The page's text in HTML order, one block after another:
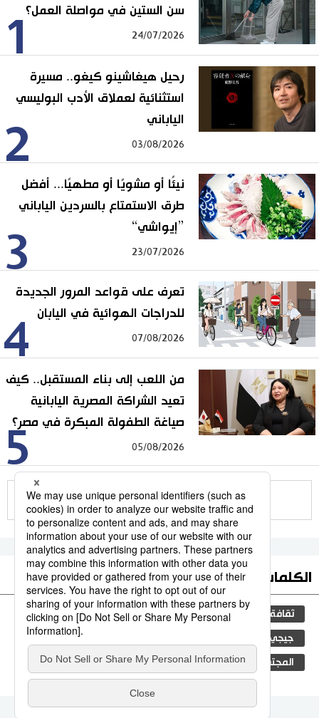
1سن الستين في مواصلة العمل؟
24/07/2026
2
رحيل هيغاشينو كيغو.. مسيرة
استثنائية لعملاق الأدب البوليسي
الياباني
03/08/2026
3
نيئًا أو مشويًا أو مطهيًا... أفضل
طرق الاستمتاع بالسردين الياباني
”إيواشي“
23/07/2026
4
تعرف على قواعد المرور الجديدة
للدراجات الهوائية في اليابان
07/08/2026
5
من اللعب إلى بناء المستقبل.. كيف
تعيد الشراكة المصرية اليابانية
صياغة الطفولة المبكرة في مصر؟
05/08/2026
للمزيد
الكلمات الأكثر بحثا
ثقافة التعليم الياباني مجتمع اليابان
جيجي برس الفتيات
المجتمع الياباني فن